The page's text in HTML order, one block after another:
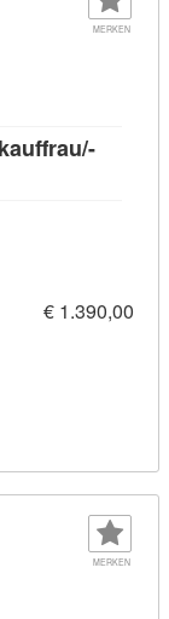
MERKEN
€ 1.390,00
MERKEN